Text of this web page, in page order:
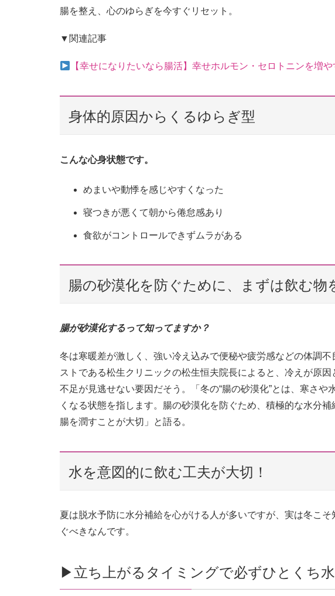
腸を整え、心のゆらぎを今すぐリセット。
▼関連記事
【幸せになりたいなら腸活】幸せホルモン・セロトニンを増や
身体的原因からくるゆらぎ型
こんな心身状態です。
めまいや動悸を感じやすくなった
寝つきが悪くて朝から倦怠感あり
食欲がコントロールできずムラがある
腸の砂漠化を防ぐために、まずは飲む物
腸が砂漠化するって知ってますか？
冬は寒暖差が激しく、強い冷え込みで便秘や疲労感などの体調
ストである松⽣クリニックの松⽣恒夫院長によると、冷えが原
不足が見逃せない要因だそう。「冬の“腸の砂漠化”とは、寒さ
くなる状態を指します。腸の砂漠化を防ぐため、積極的な水分
腸を潤すことが大切」と語る。
水を意図的に飲む工夫が大切！
夏は脱水予防に水分補給を心がける人が多いですが、実は冬こ
ぐべきなんです。
▶︎立ち上がるタイミングで必ずひとくち